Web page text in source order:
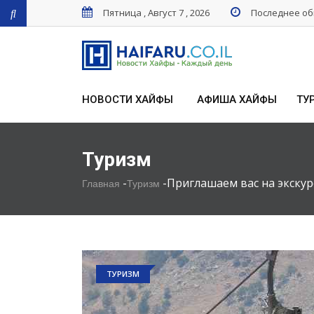
Пятница , Август 7 , 2026 Последнее
НОВОСТИ ХАЙФЫ АФИША ХАЙФЫ
Туризм
Главная -Туризм -Приглашаем вас на
ТУРИЗМ